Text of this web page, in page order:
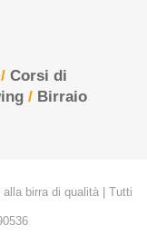
/ Corsi di
/ Birraio
birra di qualità | Tutti